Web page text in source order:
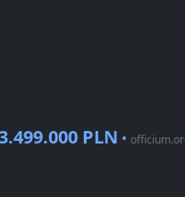
PLN •